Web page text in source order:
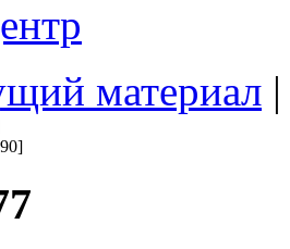
материал